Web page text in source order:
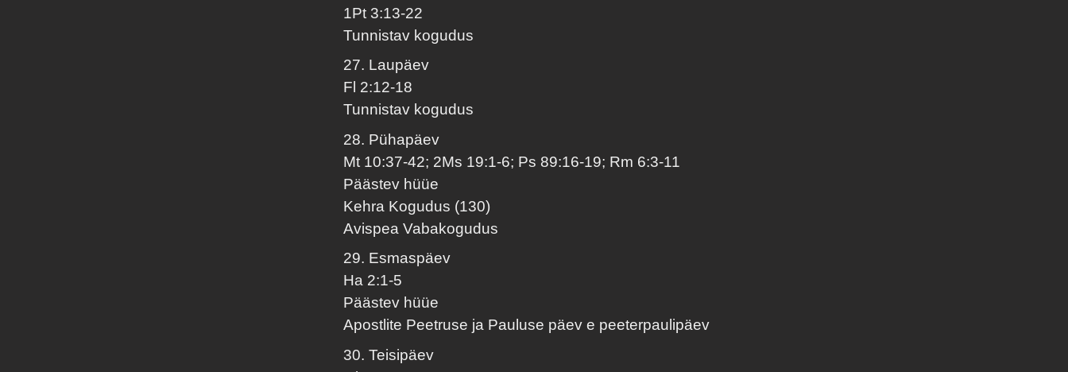
1Pt 3:13-22
Tunnistav kogudus
27. Laupäev
Fl 2:12-18
Tunnistav kogudus
28. Pühapäev
Mt 10:37-42; 2Ms 19:1-6; Ps 89:16-19; Rm 6:3-11
Päästev hüüe
Kehra Kogudus (130)
Avispea Vabakogudus
29. Esmaspäev
Ha 2:1-5
Päästev hüüe
Apostlite Peetruse ja Pauluse päev e peeterpaulipäev
30. Teisipäev